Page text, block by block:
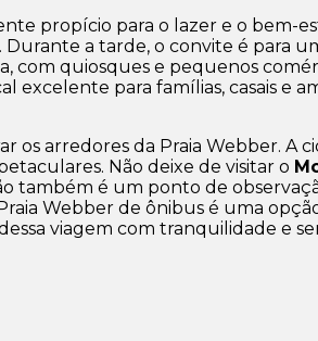
propício para o lazer e o bem-
. Durante a tarde, o convite é para
quiosques e pequenos
excelente para famílias, casais
os arredores da Praia Webber. A
Não deixe de visitar o
também é um ponto de
Webber de ônibus é uma
viagem com tranquilidade e